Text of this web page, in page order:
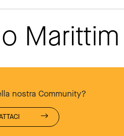
nostra Community?